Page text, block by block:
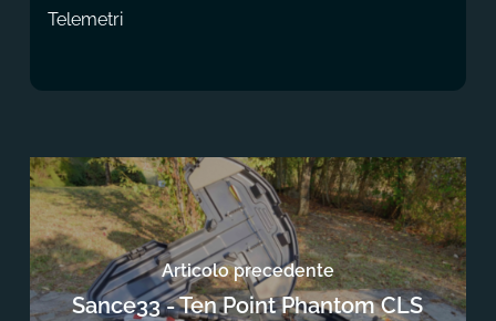
Telemetri
Articolo precedente
Sance33 - Ten Point Phantom CLS